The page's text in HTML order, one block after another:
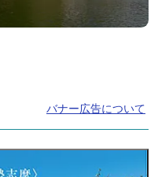
バナー広告について